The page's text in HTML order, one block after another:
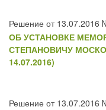
Решение от 13.07.2016
ОБ УСТАНОВКЕ
СТЕПАНОВИЧУ
14.07.2016)
Решение от 13.07.2016